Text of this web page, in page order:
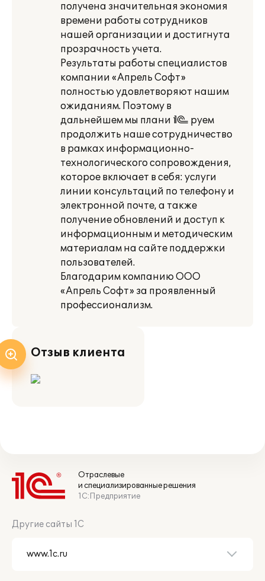
получена значительная экономия
времени работы сотрудников
нашей организации и достигнута
прозрачность учета.
Результаты работы специалистов
компании «Апрель Софт»
полностью удовлетворяют нашим
ожиданиям. Поэтому в
дальнейшем мы плани¬руем
продолжить наше сотрудничество
в рамках информационно-
технологического сопровождения,
которое включает в себя: услуги
линии консультаций по телефону и
электронной почте, а также
получение обновлений и доступ к
информационным и методическим
материалам на сайте поддержки
пользователей.
Благодарим компанию ООО
«Апрель Софт» за проявленный
профессионализм.
Отзыв клиента
Отраслевые
и специализированные решения
1С:Предприятие
Другие сайты 1С